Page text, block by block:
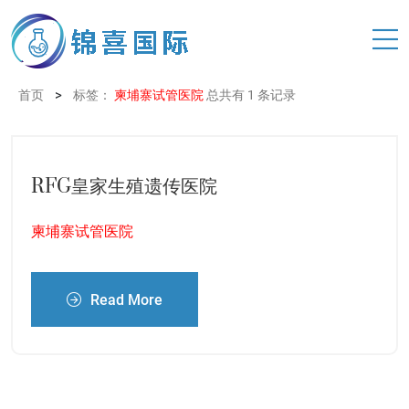
首页 > 标签： 柬埔寨试管医院 总共有 1 条记录
RFG皇家生殖遗传医院
柬埔寨试管医院
Read More